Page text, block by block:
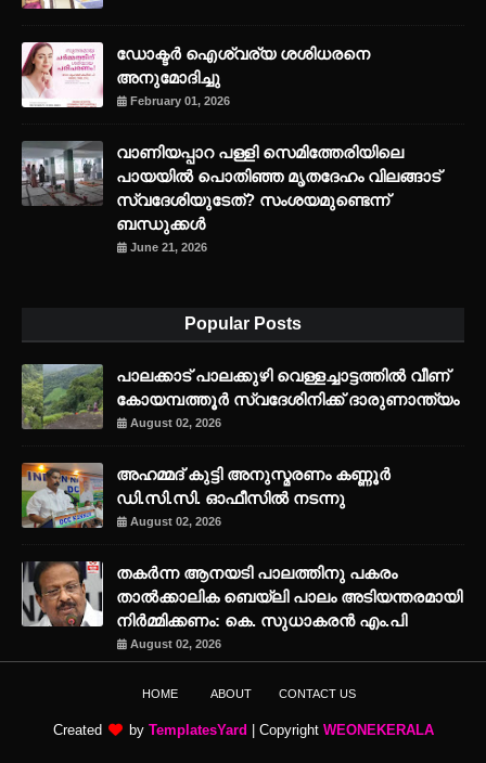
ഡോക്ടർ ഐശ്വര്യ ശശിധരനെ
അനുമോദിച്ചു
February 01, 2026
വാണിയപ്പാറ പള്ളി സെമിത്തേരിയിലെ
പായയിൽ പൊതിഞ്ഞ മൃതദേഹം വിലങ്ങാട്
സ്വദേശിയുടേത്? സംശയമുണ്ടെന്ന്
ബന്ധുക്കൾ
June 21, 2026
Popular Posts
പാലക്കാട് പാലക്കുഴി വെള്ളച്ചാട്ടത്തില്‍ വീണ്
കോയമ്പത്തൂര്‍ സ്വദേശിനിക്ക് ദാരുണാന്ത്യം
August 02, 2026
അഹമ്മദ് കുട്ടി അനുസ്മരണം കണ്ണൂർ
ഡി.സി.സി. ഓഫീസിൽ നടന്നു
August 02, 2026
തകർന്ന ആനയടി പാലത്തിനു പകരം
താൽക്കാലിക ബെയ്‌ലി പാലം അടിയന്തരമായി
നിർമ്മിക്കണം: കെ. സുധാകരൻ എം.പി
August 02, 2026
HOME ABOUT CONTACT US
Created by TemplatesYard | Copyright WEONEKERALA